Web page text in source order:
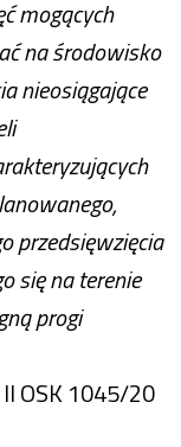
mogących
na środowisko
nieosiągające
przedsięwzięcia
się na terenie
progi
OSK 1045/20